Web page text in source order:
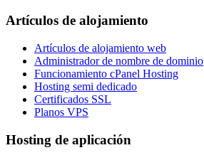
Artículos de alojamiento
Artículos de alojamiento web
Administrador de nombre de dominio
Funcionamiento cPanel Hosting
Hosting semi dedicado
Certificados SSL
Planos VPS
Hosting de aplicación